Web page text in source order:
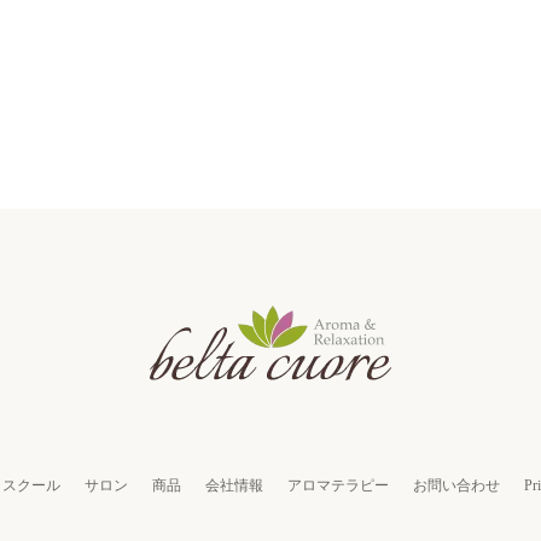
スクール サロン 商品 会社情報 アロマテラピー お問い合わせ